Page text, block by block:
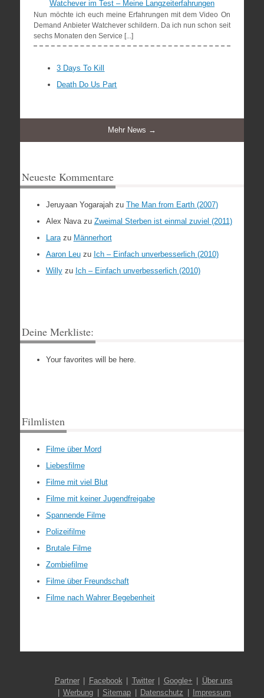
Watchever im Test – Meine Langzeiterfahrungen
Nun möchte ich euch meine Erfahrungen mit dem Video On
Demand Anbieter Watchever schildern. Da ich nun schon seit
sechs Monaten den Service [...]
3 Days To Kill
Death Do Us Part
Mehr News →
Neueste Kommentare
Jeruyaan Yogarajahzu The Man from Earth (2007)
Alex Navazu Zweimal Sterben ist einmal zuviel (2011)
Larazu Männerhort
Aaron Leuzu Ich – Einfach unverbesserlich (2010)
Willyzu Ich – Einfach unverbesserlich (2010)
Deine Merkliste:
Your favorites will be here.
Filmlisten
Filme über Mord
Liebesfilme
Filme mit viel Blut
Filme mit keiner Jugendfreigabe
Spannende Filme
Polizeifilme
Brutale Filme
Zombiefilme
Filme über Freundschaft
Filme nach Wahrer Begebenheit
Partner Facebook Twitter Google+
Über uns
Werbung
Sitemap Datenschutz Impressum